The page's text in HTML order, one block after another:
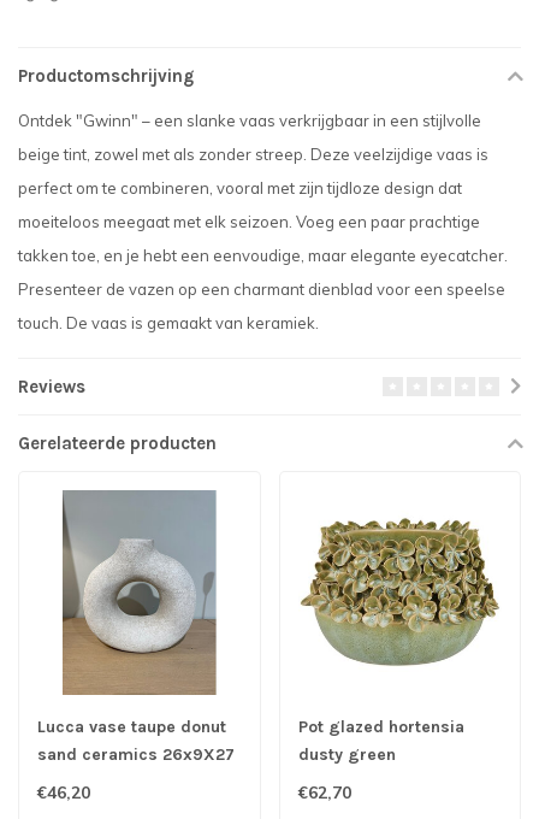
Productomschrijving
Ontdek "Gwinn" – een slanke vaas verkrijgbaar in een stijlvolle
beige tint, zowel met als zonder streep. Deze veelzijdige vaas is
perfect om te combineren, vooral met zijn tijdloze design dat
moeiteloos meegaat met elk seizoen. Voeg een paar prachtige
takken toe, en je hebt een eenvoudige, maar elegante eyecatcher.
Presenteer de vazen op een charmant dienblad voor een speelse
touch. De vaas is gemaakt van keramiek.
Reviews
Gerelateerde producten
Lucca vase taupe donut
sand ceramics 26x9X27
cm
€46,20
Pot glazed hortensia
dusty green
€62,70